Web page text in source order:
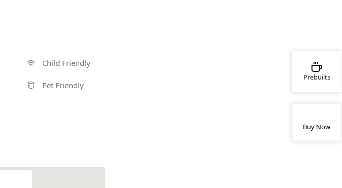
Child Friendly
Pet Friendly